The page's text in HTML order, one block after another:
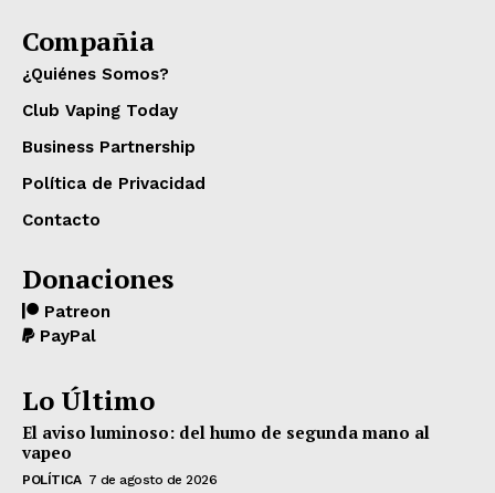
Compañia
¿Quiénes Somos?
Club Vaping Today
Business Partnership
Política de Privacidad
Contacto
Donaciones
Patreon
PayPal
Lo Último
El aviso luminoso: del humo de segunda mano al
vapeo
POLÍTICA 7 de agosto de 2026